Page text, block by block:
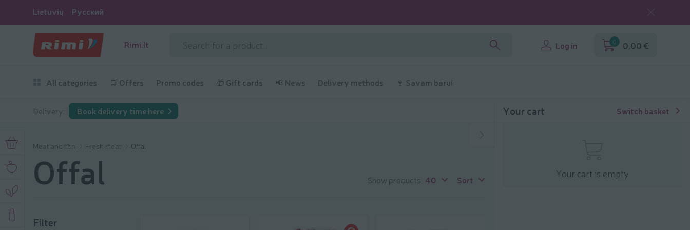
Lietuvių Русский
Rimi.lt Log in 0 0,00 €
All categories 🛒 Offers Promo codes 🎁 Gift cards 📢 News Delivery methods 🍷 Savam barui
Delivery: Book delivery time here
Meat and fish Fresh meat Offal
Offal Show products 40 Sort
Filter
Your cart Switch basket
Your cart is empty